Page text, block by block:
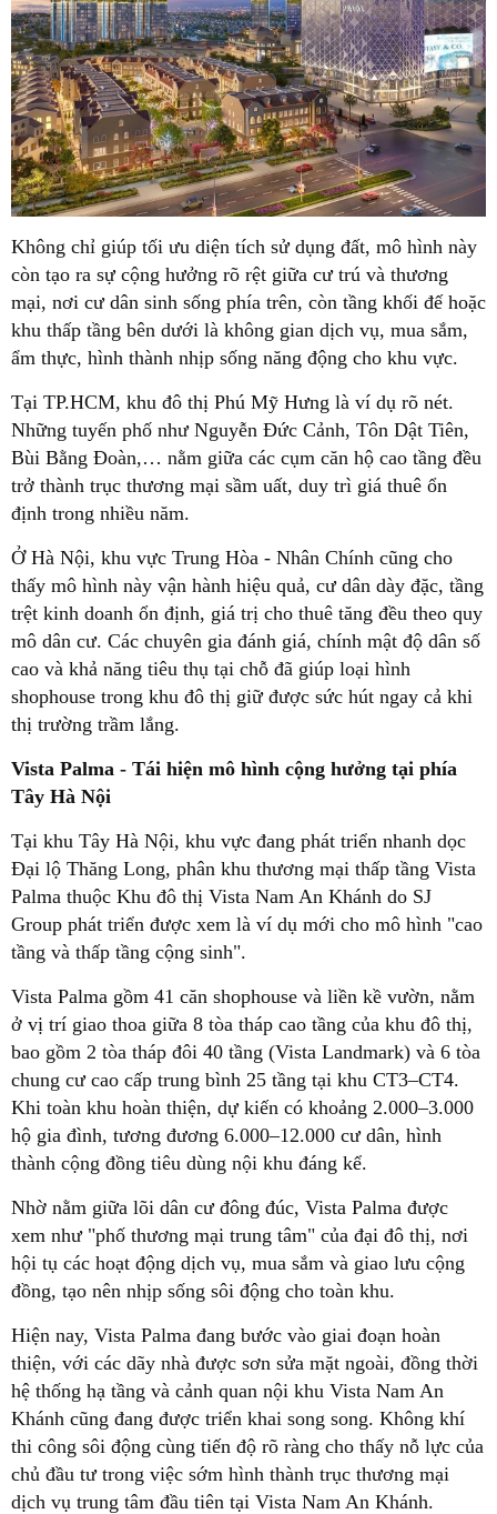
Không chỉ giúp tối ưu diện tích sử dụng đất, mô hình này
còn tạo ra sự cộng hưởng rõ rệt giữa cư trú và thương
mại, nơi cư dân sinh sống phía trên, còn tầng khối đế hoặc
khu thấp tầng bên dưới là không gian dịch vụ, mua sắm,
ẩm thực, hình thành nhịp sống năng động cho khu vực.
Tại TP.HCM, khu đô thị Phú Mỹ Hưng là ví dụ rõ nét.
Những tuyến phố như Nguyễn Đức Cảnh, Tôn Dật Tiên,
Bùi Bằng Đoàn,… nằm giữa các cụm căn hộ cao tầng đều
trở thành trục thương mại sầm uất, duy trì giá thuê ổn
định trong nhiều năm.
Ở Hà Nội, khu vực Trung Hòa - Nhân Chính cũng cho
thấy mô hình này vận hành hiệu quả, cư dân dày đặc, tầng
trệt kinh doanh ổn định, giá trị cho thuê tăng đều theo quy
mô dân cư. Các chuyên gia đánh giá, chính mật độ dân số
cao và khả năng tiêu thụ tại chỗ đã giúp loại hình
shophouse trong khu đô thị giữ được sức hút ngay cả khi
thị trường trầm lắng.
Vista Palma - Tái hiện mô hình cộng hưởng tại phía
Tây Hà Nội
Tại khu Tây Hà Nội, khu vực đang phát triển nhanh dọc
Đại lộ Thăng Long, phân khu thương mại thấp tầng Vista
Palma thuộc Khu đô thị Vista Nam An Khánh do SJ
Group phát triển được xem là ví dụ mới cho mô hình "cao
tầng và thấp tầng cộng sinh".
Vista Palma gồm 41 căn shophouse và liền kề vườn, nằm
ở vị trí giao thoa giữa 8 tòa tháp cao tầng của khu đô thị,
bao gồm 2 tòa tháp đôi 40 tầng (Vista Landmark) và 6 tòa
chung cư cao cấp trung bình 25 tầng tại khu CT3–CT4.
Khi toàn khu hoàn thiện, dự kiến có khoảng 2.000–3.000
hộ gia đình, tương đương 6.000–12.000 cư dân, hình
thành cộng đồng tiêu dùng nội khu đáng kể.
Nhờ nằm giữa lõi dân cư đông đúc, Vista Palma được
xem như "phố thương mại trung tâm" của đại đô thị, nơi
hội tụ các hoạt động dịch vụ, mua sắm và giao lưu cộng
đồng, tạo nên nhịp sống sôi động cho toàn khu.
Hiện nay, Vista Palma đang bước vào giai đoạn hoàn
thiện, với các dãy nhà được sơn sửa mặt ngoài, đồng thời
hệ thống hạ tầng và cảnh quan nội khu Vista Nam An
Khánh cũng đang được triển khai song song. Không khí
thi công sôi động cùng tiến độ rõ ràng cho thấy nỗ lực của
chủ đầu tư trong việc sớm hình thành trục thương mại
dịch vụ trung tâm đầu tiên tại Vista Nam An Khánh.